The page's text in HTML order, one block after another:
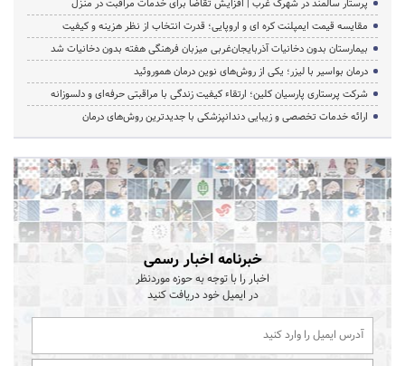
مقایسه قیمت ایمپلنت کره ای و اروپایی؛ قدرت انتخاب از نظر هزینه و کیفیت
بیمارستان بدون دخانیات آذربایجان‌غربی میزبان فرهنگی هفته بدون دخانیات شد
درمان بواسیر با لیزر؛ یکی از روش‌های نوین درمان هموروئید
شرکت پرستاری پارسیان کلین؛ ارتقاء کیفیت زندگی با مراقبتی حرفه‌ای و دلسوزانه
ارائه خدمات تخصصی و زیبایی دندانپزشکی با جدیدترین روش‌های درمان
خبرنامه اخبار رسمی
اخبار را با توجه به حوزه موردنظر
در ایمیل خود دریافت کنید